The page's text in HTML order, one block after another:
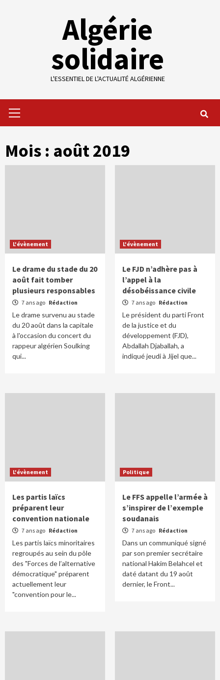
Algérie
solidaire
L'ESSENTIEL DE L'ACTUALITÉ ALGÉRIENNE
Menu
Mois : août 2019
L'évènement
Le drame du stade du 20
août fait tomber
plusieurs responsables
7 ans ago Rédaction
Le drame survenu au stade
du 20 août dans la capitale
à l'occasion du concert du
rappeur algérien Soulking
qui...
L'évènement
Le FJD n’adhère pas à
l’appel à la
désobéissance civile
7 ans ago Rédaction
Le président du parti Front
de la justice et du
développement (FJD),
Abdallah Djaballah, a
indiqué jeudi à Jijel que...
L'évènement
Les partis laïcs
préparent leur
convention nationale
7 ans ago Rédaction
Les partis laïcs minoritaires
regroupés au sein du pôle
des "Forces de l’alternative
démocratique" préparent
actuellement leur
"convention pour le...
Politique
Le FFS appelle l’armée à
s’inspirer de l’exemple
soudanais
7 ans ago Rédaction
Dans un communiqué signé
par son premier secrétaire
national Hakim Belahcel et
daté datant du 19 août
dernier, le Front...